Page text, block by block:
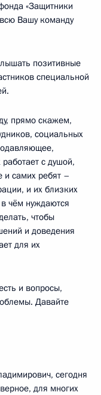
«Защитники
всю Вашу команду
позитивные
специальной
прямо скажем,
социальных
с душой,
и самих ребят –
и их близких
чём нуждаются
чтобы
и доведения
для их
и вопросы,
Давайте
сегодня
для многих